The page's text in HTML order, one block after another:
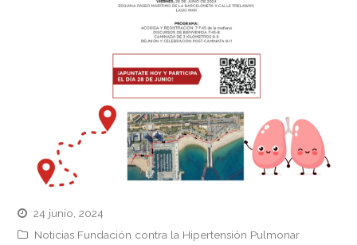
24 junio, 2024
Noticias Fundación contra la Hipertensión Pulmonar